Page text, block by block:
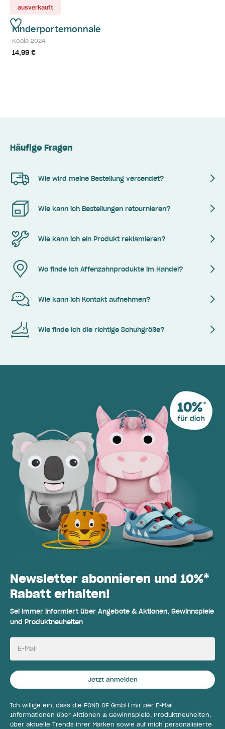
ausverkauft
Kinderportemonnaie
Koala 2024
14,99 €
Häufige Fragen
Wie wird meine Bestellung versendet?
Wie kann ich Bestellungen retournieren?
Wie kann ich ein Produkt reklamieren?
Wo finde ich Affenzahnprodukte im Handel?
Wie kann ich Kontakt aufnehmen?
Wie finde ich die richtige Schuhgröße?
Newsletter abonnieren und 10%*
Rabatt erhalten!
Sei immer informiert über Angebote & Aktionen, Gewinnspiele
und Produktneuheiten
E-Mail
Jetzt anmelden
Ich willige ein, dass die FOND OF GmbH mir per E-Mail
Informationen über Aktionen & Gewinnspiele, Produktneuheiten,
über aktuelle Trends ihrer Marken sowie auf mich personalisierte